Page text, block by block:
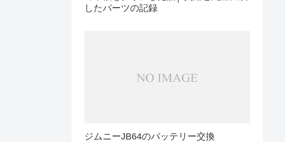
したパーツの記録
ジムニーJB64のバッテリー交換